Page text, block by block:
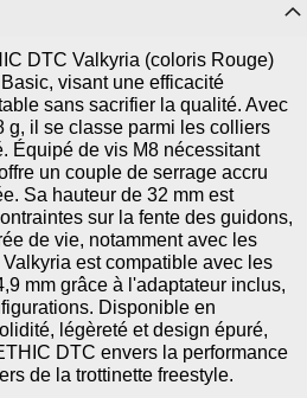
DTC Valkyria (coloris Rouge)
visant une efficacité
sans sacrifier la qualité. Avec
g, il se classe parmi les colliers
Équipé de vis M8 nécessitant
un couple de serrage accru
Sa hauteur de 32 mm est
sur la fente des guidons,
de vie, notamment avec les
est compatible avec les
mm grâce à l'adaptateur inclus,
Disponible en
légèreté et design épuré,
DTC envers la performance
de la trottinette freestyle.